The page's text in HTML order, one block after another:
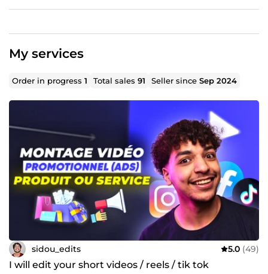
With us you will see professionalism and speed .
My services
Order in progress1 Total sales91 Seller sinceSep 2024
sidou_edits 5.0 (49)
I will edit your short videos / reels / tik tok